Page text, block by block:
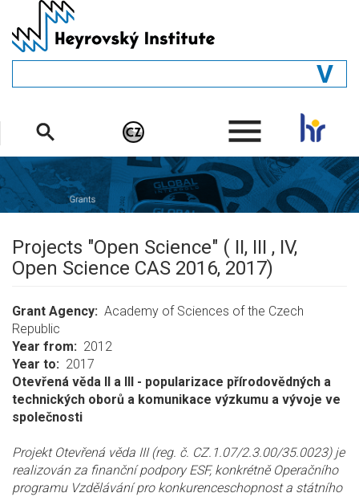
main
content
STRUCTURE
DEPARTMENTS
PEOPLE
.
Projects "Open Science" ( II, III , IV,
Open Science CAS 2016, 2017)
Grant Agency
Academy of Sciences of the Czech
Republic
Year from
2012
Year to
2017
Otevřená věda II a III - popularizace přírodovědných a
technických oborů a komunikace výzkumu a vývoje ve
společnosti
Projekt Otevřená věda III (reg. č. CZ.1.07/2.3.00/35.0023) je
realizován za finanční podpory ESF, konkrétně Operačního
programu Vzdělávání pro konkurenceschopnost a státního